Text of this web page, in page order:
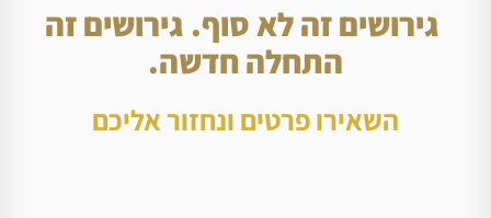
גירושים זה לא סוף. גירושים זה
התחלה חדשה.
השאירו פרטים ונחזור אליכם